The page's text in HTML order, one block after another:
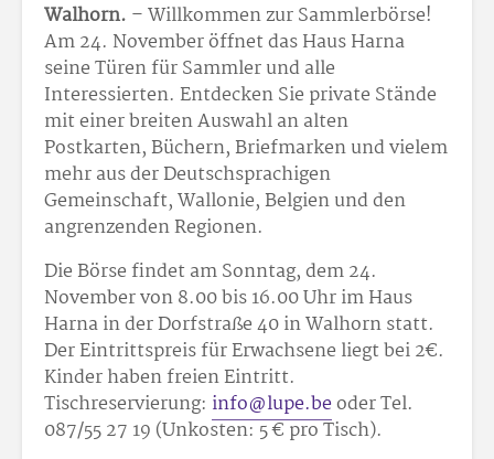
Walhorn. – Willkommen zur Sammlerbörse!
Am 24. November öffnet das Haus Harna
seine Türen für Sammler und alle
Interessierten. Entdecken Sie private Stände
mit einer breiten Auswahl an alten
Postkarten, Büchern, Briefmarken und vielem
mehr aus der Deutschsprachigen
Gemeinschaft, Wallonie, Belgien und den
angrenzenden Regionen.
Die Börse findet am Sonntag, dem 24.
November von 8.00 bis 16.00 Uhr im Haus
Harna in der Dorfstraße 40 in Walhorn statt.
Der Eintrittspreis für Erwachsene liegt bei 2€.
Kinder haben freien Eintritt.
Tischreservierung: info@lupe.beoder Tel.
087/55 27 19 (Unkosten: 5 € pro Tisch).